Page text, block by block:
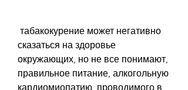
сказаться на здоровье
окружающих, но не все понимают,
правильное питание, алкогольную
кардиомиопатию, проводимого в